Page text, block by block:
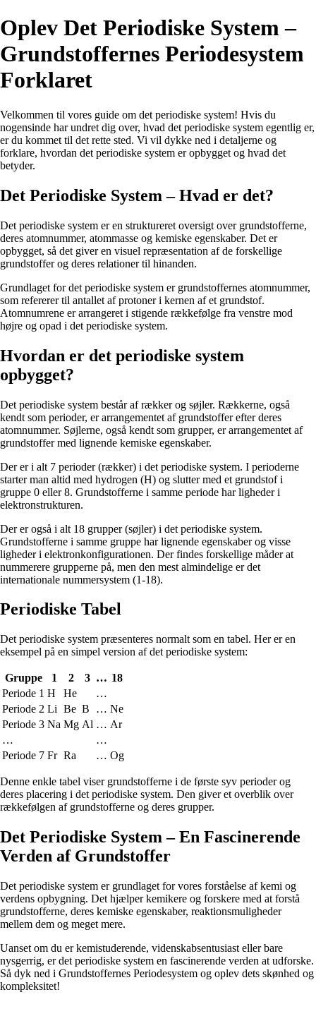
Oplev Det Periodiske System –
Grundstoffernes Periodesystem
Forklaret
Velkommen til vores guide om det periodiske system! Hvis du
nogensinde har undret dig over, hvad det periodiske system egentlig er,
er du kommet til det rette sted. Vi vil dykke ned i detaljerne og
forklare, hvordan det periodiske system er opbygget og hvad det
betyder.
Det Periodiske System – Hvad er det?
Det periodiske system er en struktureret oversigt over grundstofferne,
deres atomnummer, atommasse og kemiske egenskaber. Det er
opbygget, så det giver en visuel repræsentation af de forskellige
grundstoffer og deres relationer til hinanden.
Grundlaget for det periodiske system er grundstoffernes atomnummer,
som refererer til antallet af protoner i kernen af et grundstof.
Atomnumrene er arrangeret i stigende rækkefølge fra venstre mod
højre og opad i det periodiske system.
Hvordan er det periodiske system
opbygget?
Det periodiske system består af rækker og søjler. Rækkerne, også
kendt som perioder, er arrangementet af grundstoffer efter deres
atomnummer. Søjlerne, også kendt som grupper, er arrangementet af
grundstoffer med lignende kemiske egenskaber.
Der er i alt 7 perioder (rækker) i det periodiske system. I perioderne
starter man altid med hydrogen (H) og slutter med et grundstof i
gruppe 0 eller 8. Grundstofferne i samme periode har ligheder i
elektronstrukturen.
Der er også i alt 18 grupper (søjler) i det periodiske system.
Grundstofferne i samme gruppe har lignende egenskaber og visse
ligheder i elektronkonfigurationen. Der findes forskellige måder at
nummerere grupperne på, men den mest almindelige er det
internationale nummersystem (1-18).
Periodiske Tabel
Det periodiske system præsenteres normalt som en tabel. Her er en
eksempel på en simpel version af det periodiske system:
Gruppe 1 2 3 … 18
Periode 1 H He
…
Periode 2 Li Be B … Ne
Periode 3 Na Mg Al … Ar
…
…
Periode 7 Fr Ra … Og
Denne enkle tabel viser grundstofferne i de første syv perioder og
deres placering i det periodiske system. Den giver et overblik over
rækkefølgen af grundstofferne og deres grupper.
Det Periodiske System – En Fascinerende
Verden af Grundstoffer
Det periodiske system er grundlaget for vores forståelse af kemi og
verdens opbygning. Det hjælper kemikere og forskere med at forstå
grundstofferne, deres kemiske egenskaber, reaktionsmuligheder
mellem dem og meget mere.
Uanset om du er kemistuderende, videnskabsentusiast eller bare
nysgerrig, er det periodiske system en fascinerende verden at udforske.
Så dyk ned i Grundstoffernes Periodesystem og oplev dets skønhed og
kompleksitet!